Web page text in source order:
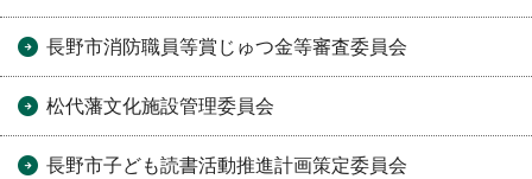
長野市消防職員等賞じゅつ金等審査委員会
松代藩文化施設管理委員会
長野市子ども読書活動推進計画策定委員会